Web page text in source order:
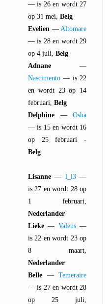
— is 26 en wordt 27
op 31 mei, Belg
Evelien — Altomare
— is 28 en wordt 29
op 4 juli, Belg
Adnane —
Nascimento — is 22
en wordt 23 op 14
februari, Belg
Delphine — Osha
— is 15 en wordt 16
op 25 februari -
Belg
Lisanne — l_l3—
is 27 en wordt 28 op
1 februari,
Nederlander
Lieke — Valens—
is 22 en wordt 23 op
8 maart,
Nederlander
Belle — Temeraire
— is 27 en wordt 28
op 25 juli,